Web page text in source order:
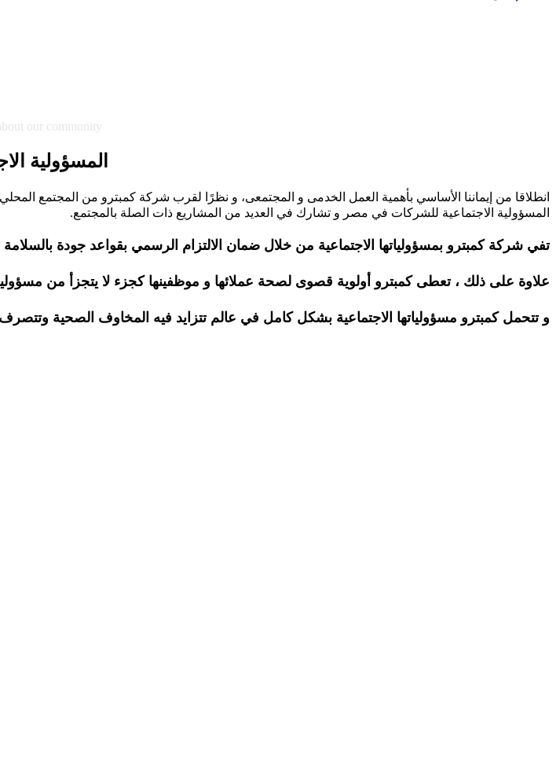
our community
المسؤولية
انطلاقا من إيماننا الأساسي بأهمية العمل الخدمى و المجتمعى، و نظرًا لقرب شركة كمبترو من المجتمع
المسؤولية الاجتماعية للشركات في مصر و تشارك في العديد من المشاريع ذات الصلة بالمجتمع.
تفي شركة كمبترو بمسؤولياتها الاجتماعية من خلال ضمان الالتزام الرسمي بقواعد جودة بالسلامة
علاوة على ذلك ، تعطى كمبترو أولوية قصوى لصحة عملائها و موظفينها كجزء لا يتجزأ من
و تتحمل كمبترو مسؤولياتها الاجتماعية بشكل كامل في عالم تتزايد فيه المخاوف الصحية